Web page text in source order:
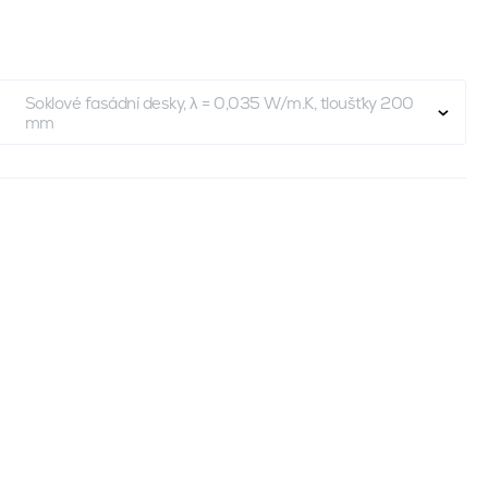
Soklové fasádní desky, λ = 0,035 W/m.K, tloušťky 200
mm